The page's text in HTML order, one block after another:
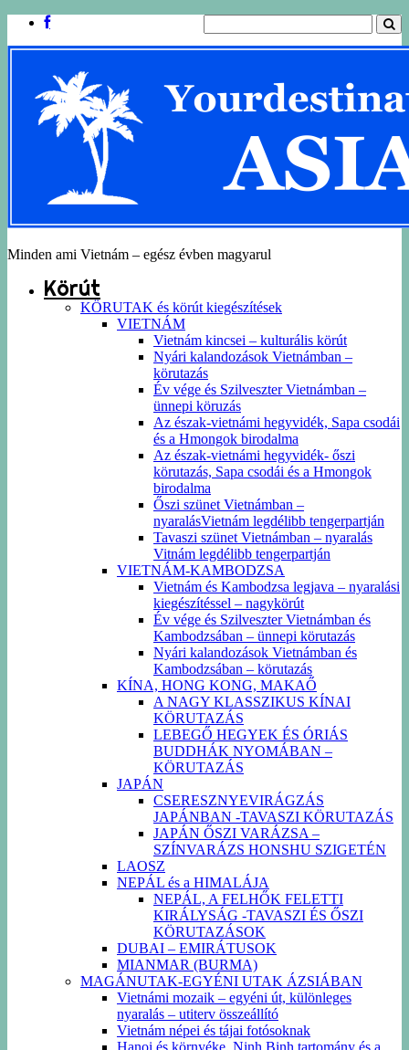
Minden ami Vietnám – egész évben magyarul
Körút
KÖRUTAK és körút kiegészítések
VIETNÁM
Vietnám kincsei – kulturális körút
Nyári kalandozások Vietnámban –
körutazás
Év vége és Szilveszter Vietnámban –
ünnepi köruzás
Az észak-vietnámi hegyvidék, Sapa csodái
és a Hmongok birodalma
Az észak-vietnámi hegyvidék- őszi
körutazás, Sapa csodái és a Hmongok
birodalma
Őszi szünet Vietnámban –
nyaralásVietnám legdélibb tengerpartján
Tavaszi szünet Vietnámban – nyaralás
Vitnám legdélibb tengerpartján
VIETNÁM-KAMBODZSA
Vietnám és Kambodzsa legjava – nyaralási
kiegészítéssel – nagykörút
Év vége és Szilveszter Vietnámban és
Kambodzsában – ünnepi körutazás
Nyári kalandozások Vietnámban és
Kambodzsában – körutazás
KÍNA, HONG KONG, MAKAŐ
A NAGY KLASSZIKUS KÍNAI
KÖRUTAZÁS
LEBEGŐ HEGYEK ÉS ÓRIÁS
BUDDHÁK NYOMÁBAN –
KÖRUTAZÁS
JAPÁN
CSERESZNYEVIRÁGZÁS
JAPÁNBAN -TAVASZI KÖRUTAZÁS
JAPÁN ŐSZI VARÁZSA –
SZÍNVARÁZS HONSHU SZIGETÉN
LAOSZ
NEPÁL és a HIMALÁJA
NEPÁL, A FELHŐK FELETTI
KIRÁLYSÁG -TAVASZI ÉS ŐSZI
KÖRUTAZÁSOK
DUBAI – EMIRÁTUSOK
MIANMAR (BURMA)
MAGÁNUTAK-EGYÉNI UTAK ÁZSIÁBAN
Vietnámi mozaik – egyéni út, különleges
nyaralás – utiterv összeállító
Vietnám népei és tájai fotósoknak
Hanoi és környéke, Ninh Binh tartomány és a